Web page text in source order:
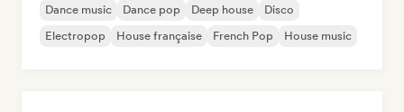
Dance music Dance pop Deep house
Disco
Electropop
House française French Pop House music